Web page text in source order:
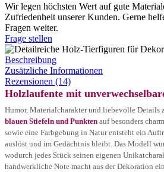
Wir legen höchsten Wert auf gute
Zufriedenheit unserer Kunden. Gerne
Fragen weiter.
Frage stellen
Beschreibung
Zusätzliche Informationen
Rezensionen (14)
Holzlaufente mit
Humor, Materialcharakter und liebevolle Details
blauen Stiefeln und Punkten auf besonders
sowie eine Farbgebung in Natur entsteht ein
auslöst und im Gedächtnis bleibt. Das Modell
wodurch jedes Stück seinen eigenen
handwerkliche Note macht aus der Dekoration